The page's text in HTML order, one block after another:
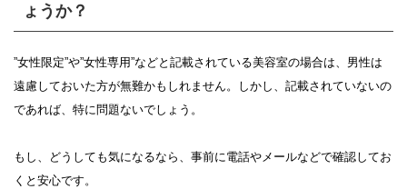
ょうか？
”女性限定”や”女性専用”などと記載されている美容室の場合は、男性は
遠慮しておいた方が無難かもしれません。しかし、記載されていないの
であれば、特に問題ないでしょう。
もし、どうしても気になるなら、事前に電話やメールなどで確認してお
くと安心です。